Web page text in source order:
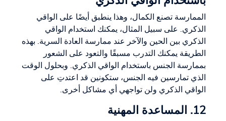
الممارسة تصنع الكمال، وهذا ينطبق أيضًا على الواقي
الذكري. على سبيل المثال، يمكنك استخدام الواقي
الذكري بين الحين والآخر عند ممارسة العادة السرية. بهذه
الطريقة يمكنك التدرب مسبقًا والتعود على الشعور
بممارسة الجنس باستخدام الواقي الذكري. وبحلول الوقت
الذي تمارسين فيه الجنس، ستكونين قد اعتدتِ على
الواقي الذكري ولن تواجهي أي مشاكل أخرى.
12. المساعدة المهنية